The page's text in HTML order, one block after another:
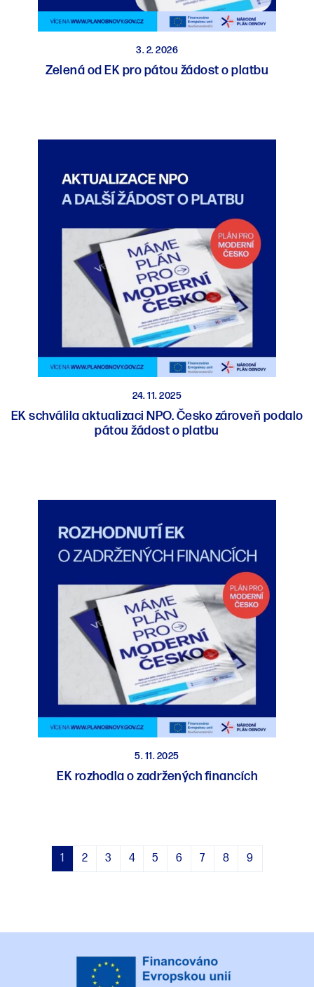
3. 2. 2026
Zelená od EK pro pátou žádost o platbu
24. 11. 2025
EK schválila aktualizaci NPO. Česko zároveň podalo
pátou žádost o platbu
5. 11. 2025
EK rozhodla o zadržených financích
1 2 3 4 5 6 7 8 9